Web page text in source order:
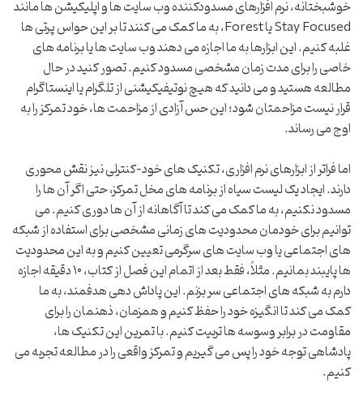
خوشبختانه، نرم افزارهای مسدودکننده وب سایت ها و اپلیکیشن ها مانند
Stay Focused یا Forest، به ما کمک می کنند تا بر این حواس پرتی ها
غلبه کنیم. این ابزارها به ما اجازه می دهند وب سایت ها یا برنامه های
خاصی را برای مدت زمان مشخصی مسدود کنیم. تصور کنید در حال
مطالعه هستید و می دانید که هیچ نوتیفیکیشنی از تلگرام یا اینستاگرام
قرار نیست مزاحمتان شود؛ این حس آزادی از مزاحمت ها، خود تمرکز را به
اوج می رساند.
اما فراتر از ابزارهای نرم افزاری، تکنیک های خود-کنترلی نیز نقش محوری
دارند. ایجاد یک لیست سیاه از برنامه های مخل تمرکز، حتی اگر آن ها را
مسدود نکنیم، به ما کمک می کند تا آگاهانه از آن ها دوری کنیم. می
توانیم برای خودمان محدودیت های زمانی مشخصی برای استفاده از شبکه
های اجتماعی یا وب سایت های سرگرمی تعیین کنیم و به این محدودیت
ها پایبند بمانیم. مثلاً، فقط بعد از اتمام این فصل از کتاب، ۱۰ دقیقه اجازه
دارم به شبکه های اجتماعی سر بزنم. این پاداش دهی هدفمند، به ما
کمک می کند تا انگیزه خود را حفظ کنیم و همزمان، ذهنمان را برای
مقاومت در برابر وسوسه ها تربیت کنیم. با تمرین این تکنیک ها،
پادشاهی توجه خود را پس می گیریم و تمرکز واقعی را در مطالعه تجربه می
کنیم.